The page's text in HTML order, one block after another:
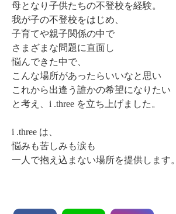
母となり子供たちの不登校を経験。
我が子の不登校をはじめ、
子育てや親子関係の中で
さまざまな問題に直面し
悩んできた中で、
こんな場所があったらいいなと思い
これから出逢う誰かの希望になりたい
と考え、i .three を立ち上げました。
i .three は、
悩みも苦しみも涙も
一人で抱え込まない場所を提供します。